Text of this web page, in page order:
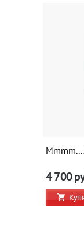
4 700